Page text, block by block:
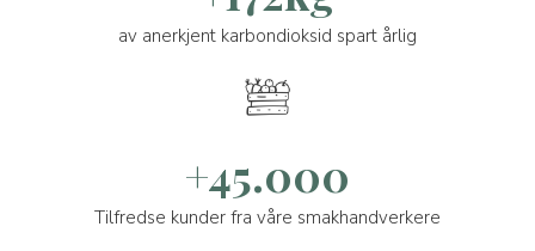
av anerkjent karbondioksid spart årlig
+45.000
Tilfredse kunder fra våre smakhandverkere